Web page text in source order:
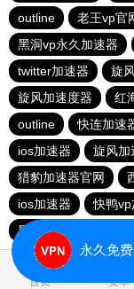
outline
老王vp官
黑洞vp永久加速器
twitter加速器
旋
旋风加速度器
红
outline
快连加速
ios加速器
旋风加
猎豹加速器官网
ios加速器
快鸭vp
黑洞vqn加速
首页 安卓
永久免